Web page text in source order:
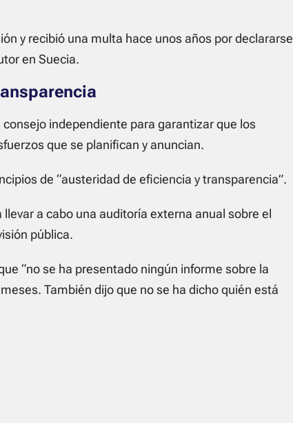
y recibió una multa hace unos años por declararse
en Suecia.
independiente para garantizar que los
que se planifican y anuncian.
de “austeridad de eficiencia y transparencia”.
a cabo una auditoría externa anual sobre el
pública.
“no se ha presentado ningún informe sobre la
También dijo que no se ha dicho quién está